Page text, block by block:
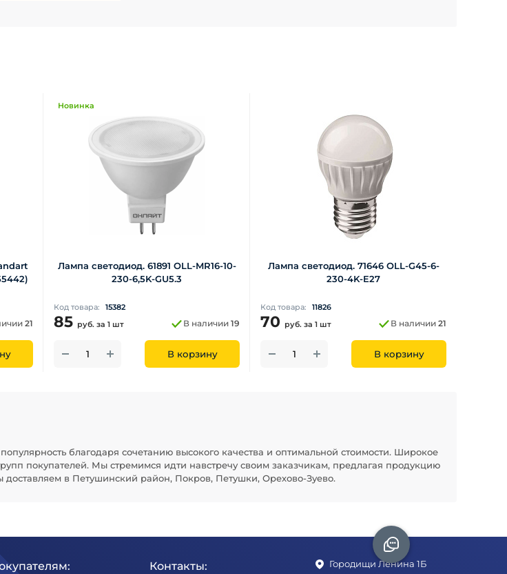
21
Новинка
Лампа светодиод. 61891 OLL-MR16-10-
230-6,5K-GU5.3
Код товара: 15382
85 руб. за 1 шт В наличии 19
В корзину
Лампа светодиод. 71646 OLL-G45-6-
230-4K-E27
Код товара: 11826
70 руб. за 1 шт В наличии 21
В корзину
благодаря сочетанию высокого качества и оптимальной стоимости. Широкое
покупателей. Мы стремимся идти навстречу своим заказчикам, предлагая продукцию
в Петушинский район, Покров, Петушки, Орехово-Зуево.
Контакты: Городищи Ленина 1Б